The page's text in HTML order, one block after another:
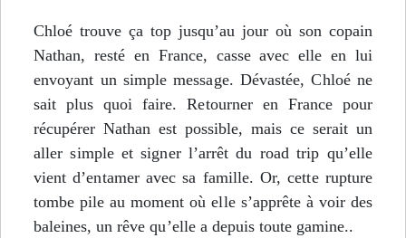
Chloé trouve ça top jusqu’au jour où son copain
Nathan, resté en France, casse avec elle en lui
envoyant un simple message. Dévastée, Chloé ne
sait plus quoi faire. Retourner en France pour
récupérer Nathan est possible, mais ce serait un
aller simple et signer l’arrêt du road trip qu’elle
vient d’entamer avec sa famille. Or, cette rupture
tombe pile au moment où elle s’apprête à voir des
baleines, un rêve qu’elle a depuis toute gamine..